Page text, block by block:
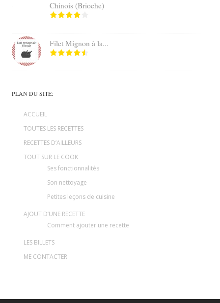
Chinois (Brioche)
Filet Mignon à la...
PLAN DU SITE:
ACCUEIL
TOUTES LES RECETTES
RECETTES D’AILLEURS
TOUT SUR LE COOK
Ses fonctionnalités
Son nettoyage
Petites leçons de cuisine
AJOUT D’UNE RECETTE
Comment ajouter une recette
LES BILLETS
ME CONTACTER